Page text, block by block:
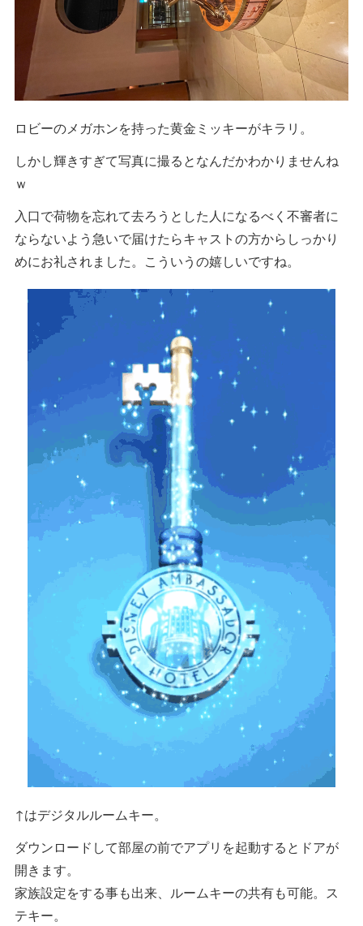
ロビーのメガホンを持った黄金ミッキーがキラリ。
しかし輝きすぎて写真に撮るとなんだかわかりませんね
ｗ
入口で荷物を忘れて去ろうとした人になるべく不審者に
ならないよう急いで届けたらキャストの方からしっかり
めにお礼されました。こういうの嬉しいですね。
↑はデジタルルームキー。
ダウンロードして部屋の前でアプリを起動するとドアが
開きます。
家族設定をする事も出来、ルームキーの共有も可能。ス
テキー。